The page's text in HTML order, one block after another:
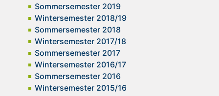
Sommersemester 2019
Wintersemester 2018/19
Sommersemester 2018
Wintersemester 2017/18
Sommersemester 2017
Wintersemester 2016/17
Sommersemester 2016
Wintersemester 2015/16